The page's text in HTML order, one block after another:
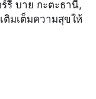
รี บาย กะตะธานี,
ติมเต็มความสุขให้